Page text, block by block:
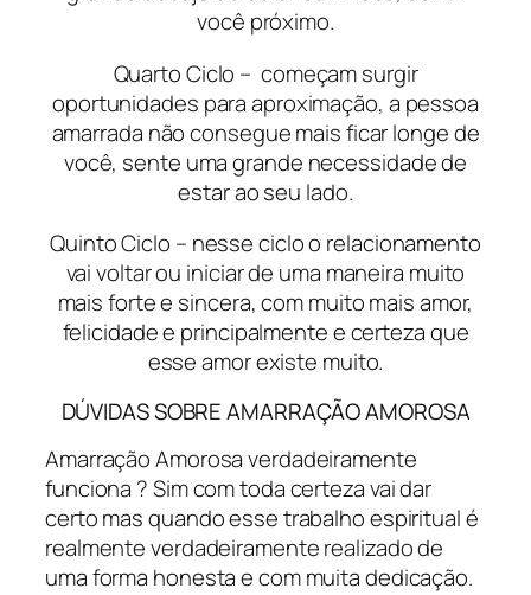
você próximo.
Quarto Ciclo – começam surgir
oportunidades para aproximação, a pessoa
amarrada não consegue mais ficar longe de
você, sente uma grande necessidade de
estar ao seu lado.
Quinto Ciclo – nesse ciclo o relacionamento
vai voltar ou iniciar de uma maneira muito
mais forte e sincera, com muito mais amor,
felicidade e principalmente e certeza que
esse amor existe muito.
DÚVIDAS SOBRE AMARRAÇÃO AMOROSA
Amarração Amorosa verdadeiramente
funciona ? Sim com toda certeza vai dar
certo mas quando esse trabalho espiritual é
realmente verdadeiramente realizado de
uma forma honesta e com muita dedicação.